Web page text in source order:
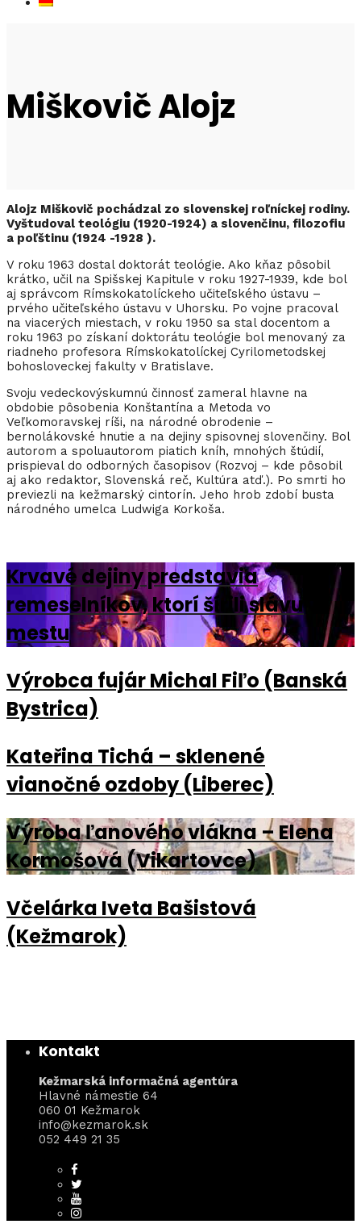
Miškovič Alojz
Alojz Miškovič pochádzal zo slovenskej roľníckej rodiny.
Vyštudoval teológiu (1920-1924) a slovenčinu, filozofiu
a poľštinu (1924 -1928 ).
V roku 1963 dostal doktorát teológie. Ako kňaz pôsobil
krátko, učil na Spišskej Kapitule v roku 1927-1939, kde bol
aj správcom Rímskokatolíckeho učiteľského ústavu –
prvého učiteľského ústavu v Uhorsku. Po vojne pracoval
na viacerých miestach, v roku 1950 sa stal docentom a
roku 1963 po získaní doktorátu teológie bol menovaný za
riadneho profesora Rímskokatolíckej Cyrilometodskej
bohosloveckej fakulty v Bratislave.
Svoju vedeckovýskumnú činnosť zameral hlavne na
obdobie pôsobenia Konštantína a Metoda vo
Veľkomoravskej ríši, na národné obrodenie –
bernolákovské hnutie a na dejiny spisovnej slovenčiny. Bol
autorom a spoluautorom piatich kníh, mnohých štúdií,
prispieval do odborných časopisov (Rozvoj – kde pôsobil
aj ako redaktor, Slovenská reč, Kultúra atď.). Po smrti ho
previezli na kežmarský cintorín. Jeho hrob zdobí busta
národného umelca Ludwiga Korkoša.
Krvavé dejiny predstavia
remeselníkov, ktorí šírili slávu
mestu
Výrobca fujár Michal Fiľo (Banská
Bystrica)
Kateřina Tichá – sklenené
vianočné ozdoby (Liberec)
Výroba ľanového vlákna – Elena
Kormošová (Vikartovce)
Včelárka Iveta Bašistová
(Kežmarok)
Kontakt
Kežmarská informačná agentúra
Hlavné námestie 64
060 01 Kežmarok
info@kezmarok.sk
052 449 21 35